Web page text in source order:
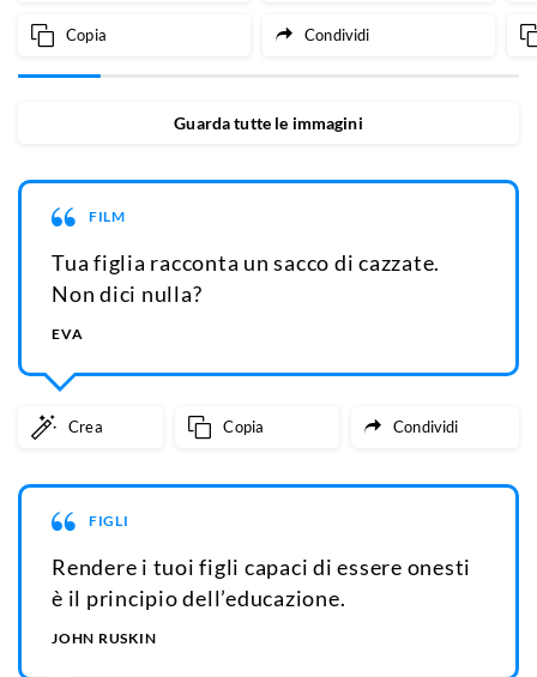
Copia Condividi
Guarda tutte le immagini
FILM
Tua figlia racconta un sacco di cazzate.
Non dici nulla?
EVA
Crea Copia Condividi
FIGLI
Rendere i tuoi figli capaci di essere onesti
è il principio dell’educazione.
JOHN RUSKIN